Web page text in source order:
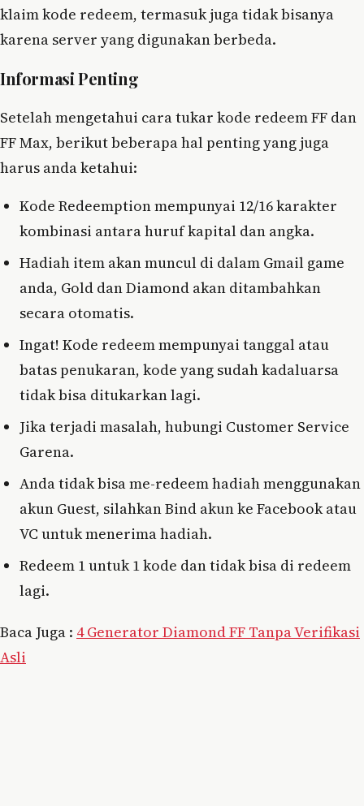
klaim kode redeem, termasuk juga tidak bisanya
karena server yang digunakan berbeda.
Informasi Penting
Setelah mengetahui cara tukar kode redeem FF dan
FF Max, berikut beberapa hal penting yang juga
harus anda ketahui:
Kode Redeemption mempunyai 12/16 karakter
kombinasi antara huruf kapital dan angka.
Hadiah item akan muncul di dalam Gmail game
anda, Gold dan Diamond akan ditambahkan
secara otomatis.
Ingat! Kode redeem mempunyai tanggal atau
batas penukaran, kode yang sudah kadaluarsa
tidak bisa ditukarkan lagi.
Jika terjadi masalah, hubungi Customer Service
Garena.
Anda tidak bisa me-redeem hadiah menggunakan
akun Guest, silahkan Bind akun ke Facebook atau
VC untuk menerima hadiah.
Redeem 1 untuk 1 kode dan tidak bisa di redeem
lagi.
Baca Juga : 4 Generator Diamond FF Tanpa Verifikasi
Asli